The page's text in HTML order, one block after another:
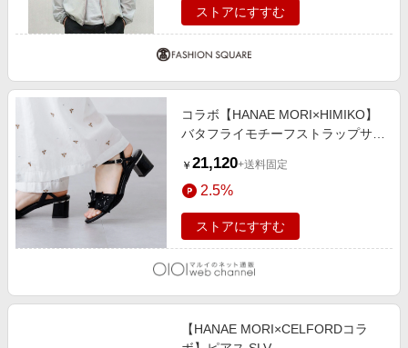
ストアにすすむ
コラボ【HANAE MORI×HIMIKO】
バタフライモチーフストラップサン
￥ 21,120+送料固定
2.5%
ストアにすすむ
【HANAE MORI×CELFORDコラ